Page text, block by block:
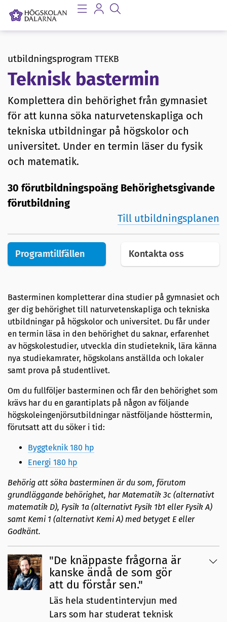
utbildningsprogram TTEKB
Teknisk bastermin
Komplettera din behörighet från gymnasiet
för att kunna söka naturvetenskapliga och
tekniska utbildningar på högskolor och
universitet. Under en termin läser du fysik
och matematik.
30 förutbildningspoäng Behörighetsgivande
förutbildning
Till utbildningsplanen
Programtillfällen Kontakta oss
Basterminen kompletterar dina studier på gymnasiet och
ger dig behörighet till naturvetenskapliga och tekniska
utbildningar på högskolor och universitet. Du får under
en termin läsa in den behörighet du saknar, erfarenhet
av högskolestudier, utveckla din studieteknik, lära känna
nya studiekamrater, högskolans anställda och lokaler
samt prova på studentlivet.
Om du fullföljer basterminen och får den behörighet som
krävs har du en garantiplats på någon av följande
högskoleingenjörsutbildningar nästföljande hösttermin,
förutsatt att du söker i tid:
Byggteknik 180 hp
Energi 180 hp
Behörig att söka basterminen är du som, förutom
grundläggande behörighet, har Matematik 3c (alternativt
matematik D), Fysik 1a (alternativt Fysik 1b1 eller Fysik A)
samt Kemi 1 (alternativt Kemi A) med betyget E eller
Godkänt.
"De knäppaste frågorna är
kanske ändå de som gör
att du förstår sen."
Läs hela studentintervjun med
Lars som har studerat teknisk